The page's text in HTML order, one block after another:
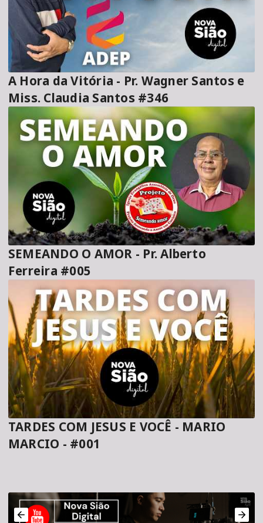
A Hora da Vitória - Pr. Wagner Santos e
Miss. Claudia Santos #346
SEMEANDO O AMOR - Pr. Alberto
Ferreira #005
TARDES COM JESUS E VOCÊ - MARIO
MARCIO - #001